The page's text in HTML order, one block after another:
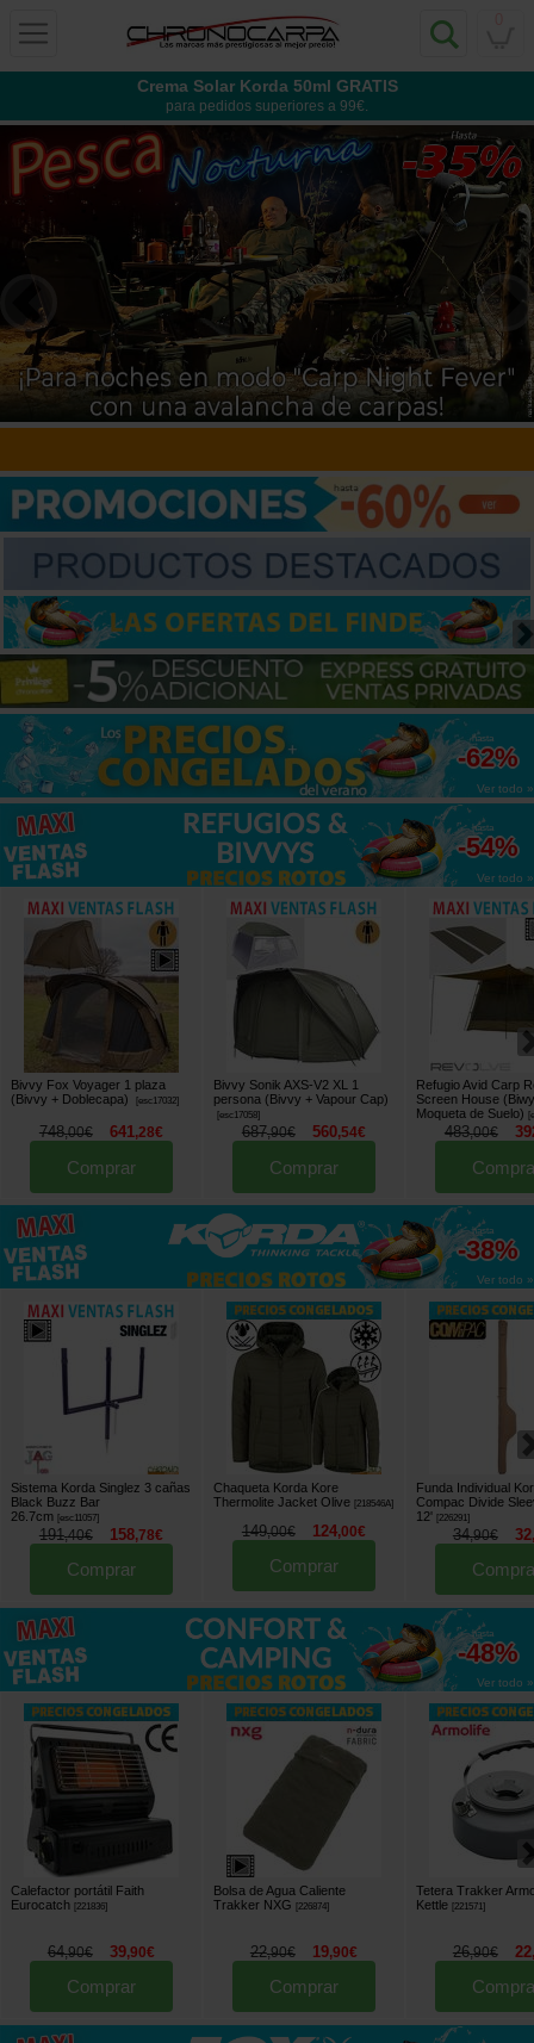
Crema Solar Korda 50ml GRATIS
para pedidos superiores a 99€.
hasta
-62%
Ver todo »
hasta
-54%
Ver todo »
Bivvy Fox Voyager 1 plaza
(Bivvy + Doblecapa)
[esc17032]
748,00€ 641,28€
Comprar
Bivvy Sonik AXS-V2 XL 1
persona (Bivvy + Vapour Cap)
[esc17058]
687,90€ 560,54€
Comprar
Refugio Avid Carp
Screen House
Moqueta de Suelo)
[
483,00€
hasta
-38%
Ver todo »
Sistema Korda Singlez 3 cañas
Black Buzz Bar
26.7cm [esc11057]
191,40€ 158,78€
Comprar
Chaqueta Korda Kore
Thermolite Jacket Olive [218546A]
149,00€ 124,00€
Comprar
Funda Individual
Compac Divide
12' [226291]
34,90€ 32
hasta
-48%
Ver todo »
Calefactor portátil Faith
Eurocatch [221836]
64,90€ 39,90€
Comprar
Bolsa de Agua Caliente
Trakker NXG
[226874]
22,90€ 19,90€
Comprar
Tetera Trakker
Kettle [221571]
26,90€ 22